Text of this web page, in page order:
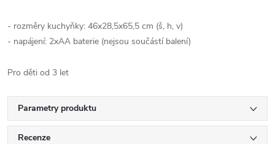
- rozměry kuchyňky: 46x28,5x65,5 cm (š, h, v)
- napájení: 2xAA baterie (nejsou součástí balení)
Pro děti od 3 let
Parametry produktu
Recenze